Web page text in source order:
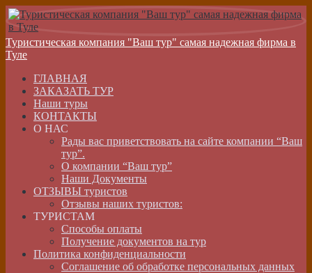
Туристическая компания "Ваш тур" самая надежная фирма в
Туле
ГЛАВНАЯ
ЗАКАЗАТЬ ТУР
Наши туры
КОНТАКТЫ
О НАС
Рады вас приветствовать на сайте компании “Ваш
тур”.
О компании “Ваш тур”
Наши Документы
ОТЗЫВЫ туристов
Отзывы наших туристов:
ТУРИСТАМ
Способы оплаты
Получение документов на тур
Политика конфиденциальности
Соглашение об обработке персональных данных